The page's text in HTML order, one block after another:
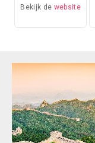
Bekijk de website